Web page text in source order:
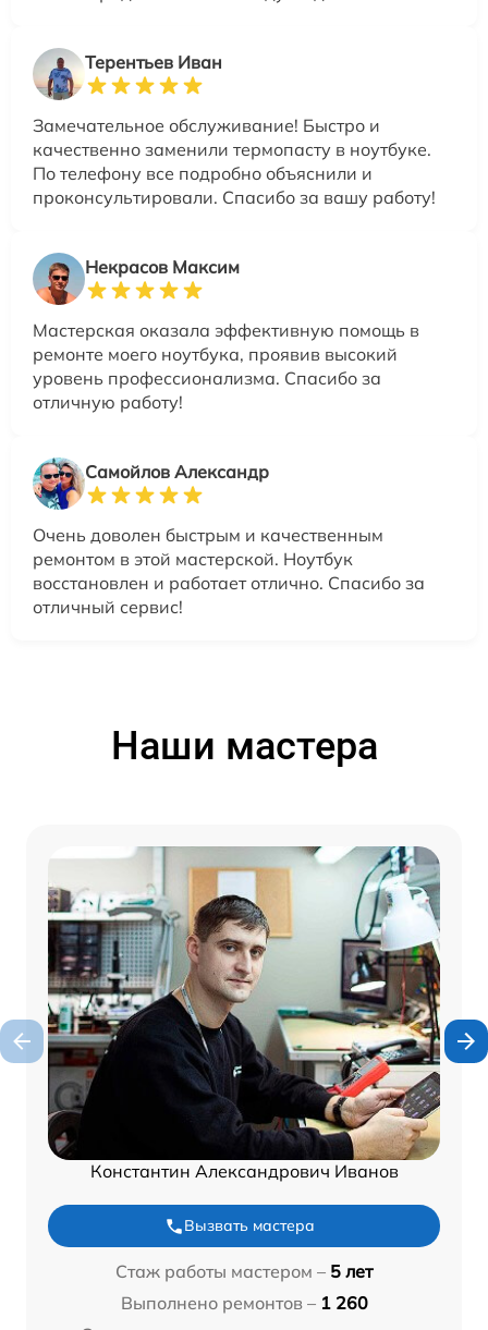
Терентьев Иван
Замечательное обслуживание! Быстро и
качественно заменили термопасту в ноутбуке.
По телефону все подробно объяснили и
проконсультировали. Спасибо за вашу работу!
Некрасов Максим
Мастерская оказала эффективную помощь в
ремонте моего ноутбука, проявив высокий
уровень профессионализма. Спасибо за
отличную работу!
Самойлов Александр
Очень доволен быстрым и качественным
ремонтом в этой мастерской. Ноутбук
восстановлен и работает отлично. Спасибо за
отличный сервис!
Наши мастера
Константин Александрович Иванов
Вызвать мастера
Стаж работы мастером – 5 лет
Выполнено ремонтов – 1 260